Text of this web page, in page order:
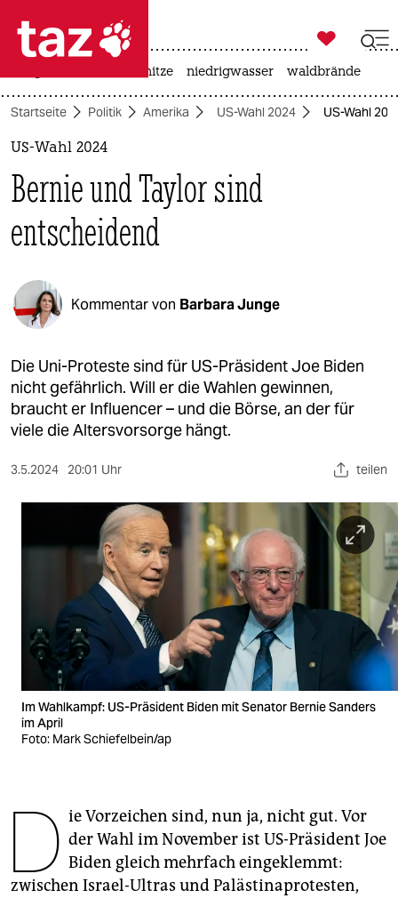
 taz zahl ich
taz zahl ich
politik
öko
gesellschaft
kultur
sport
berlin
nord
wahrheit
veranstaltungen
shop
fragen & hilfe
unterstützen
abo

taz zahl ich
hitze niedrigwasser waldbrände
Startseite Politik Amerika US-Wahl 2024 US-Wahl
US-Wahl 2024
Bernie und Taylor sind
entscheidend
Kommentar von Barbara Junge
Die Uni-Proteste sind für US-Präsident Joe Biden
nicht gefährlich. Will er die Wahlen gewinnen,
braucht er Influencer – und die Börse, an der für
viele die Altersvorsorge hängt.
3.5.2024 20:01 Uhr teilen
Im Wahlkampf: US-Präsident Biden mit Senator Bernie Sanders
im April
Foto: Mark Schiefelbein/ap
D ie Vorzeichen sind, nun ja, nicht gut. Vor
der Wahl im November ist US-Präsident Joe
Biden gleich mehrfach eingeklemmt:
zwischen Israel-Ultras und Palästinaprotesten,